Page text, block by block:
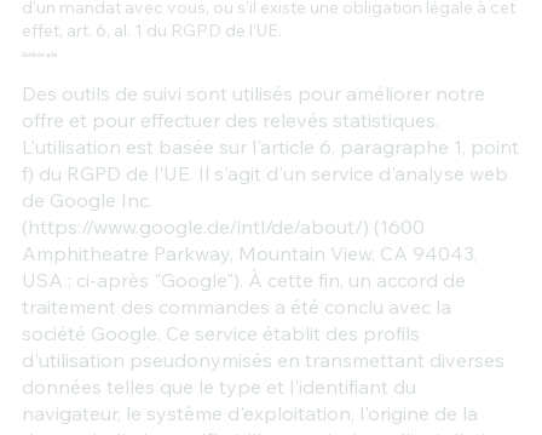
d'un mandat avec vous, ou s'il existe une obligation légale à cet
effet, art. 6, al. 1 du RGPD de l'UE.
Outils de suivi
Des outils de suivi sont utilisés pour améliorer notre
offre et pour effectuer des relevés statistiques.
L'utilisation est basée sur l'article 6, paragraphe 1, point
f) du RGPD de l'UE. Il s'agit d'un service d'analyse web
de Google Inc.
(https://www.google.de/intl/de/about/) (1600
Amphitheatre Parkway, Mountain View, CA 94043,
USA ; ci-après "Google"). À cette fin, un accord de
traitement des commandes a été conclu avec la
société Google. Ce service établit des profils
d'utilisation pseudonymisés en transmettant diverses
données telles que le type et l'identifiant du
navigateur, le système d'exploitation, l'origine de la